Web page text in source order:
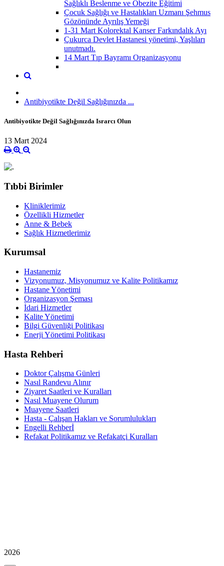
Sağlıklı Beslenme ve Obezite Eğitimi
Çocuk Sağlığı ve Hastalıkları Uzmanı Şehmus
Gözönünde Ayrılış Yemeği
1-31 Mart Kolorektal Kanser Farkındalık Ayı
Çukurca Devlet Hastanesi yönetimi, Yaşlıları
unutmadı.
14 Mart Tıp Bayramı Organizasyonu
Antibiyotikte Değil Sağlığınızda ...
Antibiyotikte Değil Sağlığınızda Israrcı Olun
13 Mart 2024
Tıbbi Birimler
Kliniklerimiz
Özellikli Hizmetler
Anne & Bebek
Sağlık Hizmetlerimiz
Kurumsal
Hastanemiz
Vizyonumuz, Misyonumuz ve Kalite Politikamız
Hastane Yönetimi
Organizasyon Şeması
İdari Hizmetler
Kalite Yönetimi
Bilgi Güvenliği Politikası
Enerji Yönetimi Politikası
Hasta Rehberi
Doktor Çalışma Günleri
Nasıl Randevu Alınır
Ziyaret Saatleri ve Kuralları
Nasıl Muayene Olurum
Muayene Saatleri
Hasta - Çalışan Hakları ve Sorumlulukları
Engelli Rehberİ
Refakat Politikamız ve Refakatçi Kuralları
2026